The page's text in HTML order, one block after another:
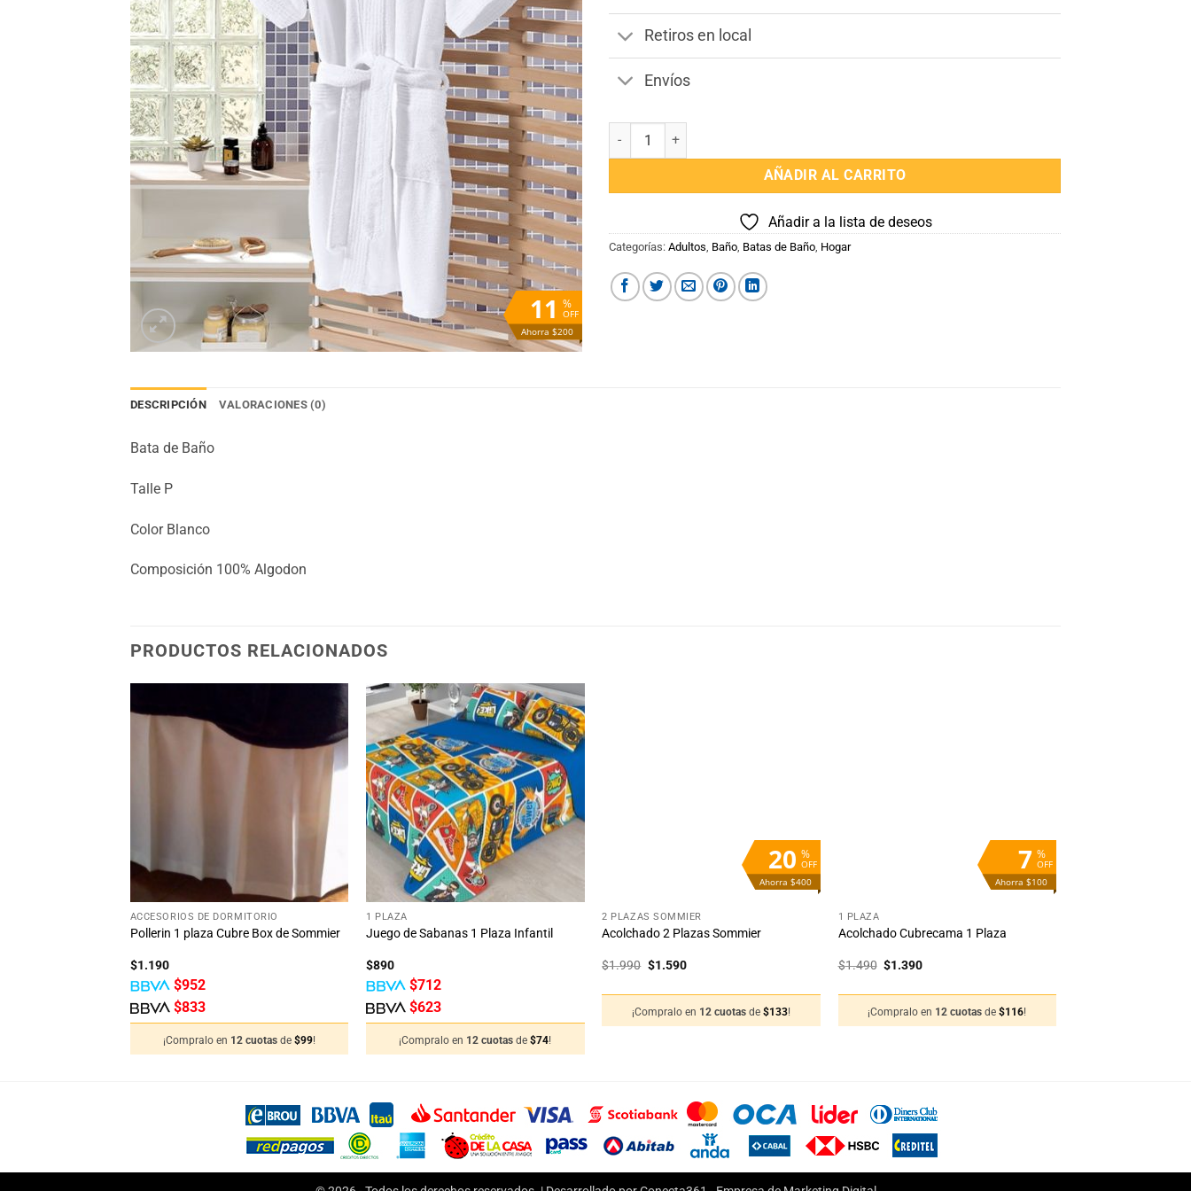
%
OFF
11
Ahorra $200
Retiros en local
Envíos
Bata de Baño Talle M Color Blanco cantidad
AÑADIR AL CARRITO
Añadir a la lista de deseos
Categorías: Adultos, Baño, Batas de Baño, Hogar
DESCRIPCIÓN VALORACIONES (0)
Bata de Baño
Talle P
Color Blanco
Composición 100% Algodon
PRODUCTOS RELACIONADOS
Añadir
a la
lista
deseos
ACCESORIOS DE DORMITORIO
Pollerin 1 plaza Cubre Box de Sommier
$1.190
$952
$833
¡Compralo en 12 cuotasde$99!
Añadir
a la
lista
de
deseos
1 PLAZA
Juego de Sabanas 1 Plaza Infantil
$890
$712
$623
¡Compralo en 12 cuotasde$74!
%
OFF
20
Ahorra $400
2 PLAZAS SOMMIER
Acolchado 2 Plazas Sommier
$1.990 El
$1.990.
$1.590El
$1.590.
¡Compralo en 12 cuotasde$133!
%
OFF
7
Ahorra $100
1 PLAZA
Acolchado Cubrecama 1 Plaza
$1.490 El
$1.490.
$1.390El
$1.390.
¡Compralo en 12 cuotasde$116!